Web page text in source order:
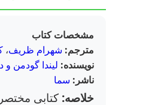
مشخصات کتاب
مترجم: شهرام ظریف،
نویسنده: لیندا گودمن و
ناشر: سما
خلاصه: کتابی